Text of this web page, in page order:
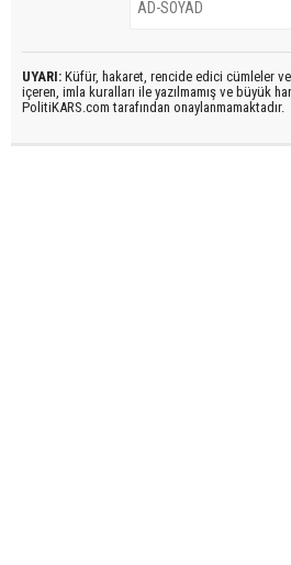
UYARI: Küfür, hakaret, rencide edici cümleler
içeren, imla kuralları ile yazılmamış ve büyük
PolitiKARS.com tarafından onaylanmamaktadır.